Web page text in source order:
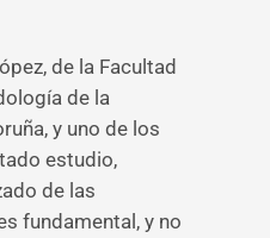
de la Facultad
de la
y uno de los
estudio,
de las
fundamental, y no